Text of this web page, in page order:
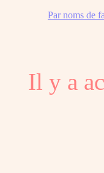
Par noms de
Il y a